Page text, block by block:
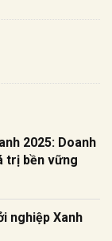
2025: Doanh
trị bền vững
nghiệp Xanh